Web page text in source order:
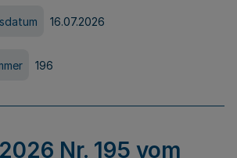
16.07.2026
196
Nr. 195 vom